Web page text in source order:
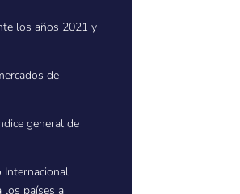
los años 2021 y
de
general de
Internacional
los países a